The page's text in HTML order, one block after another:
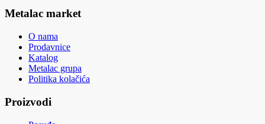
Metalac market
O nama
Prodavnice
Katalog
Metalac grupa
Politika kolačića
Proizvodi